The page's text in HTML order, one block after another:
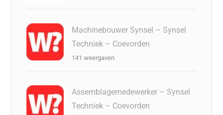
Machinebouwer Synsel – Synsel
Techniek – Coevorden
141 weergaven
Assemblagemedewerker – Synsel
Techniek – Coevorden